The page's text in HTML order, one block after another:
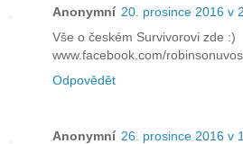
Anonymní 20. prosince 2016 v
Vše o českém Survivorovi zde :)
www.facebook.com/
Odpovědět
Anonymní 26. prosince 2016 v